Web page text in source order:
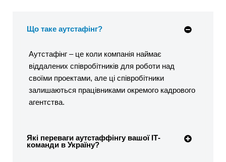
Що таке аутстафінг?
Аутстафінг – це коли компанія наймає
віддалених співробітників для роботи над
своїми проектами, але ці співробітники
залишаються працівниками окремого кадрового
агентства.
Які переваги аутстаффінгу вашої ІТ-
команди в Україну?